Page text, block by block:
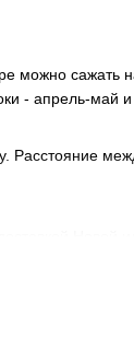
можно сажать
- апрель-май и